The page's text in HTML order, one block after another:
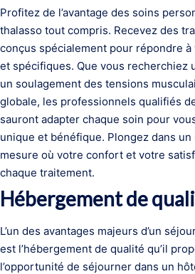
Profitez de l’avantage des soins
thalasso tout compris. Recevez des
conçus spécialement pour répondre
et spécifiques. Que vous recherchiez
un soulagement des tensions
globale, les professionnels qualifiés
sauront adapter chaque soin pour
unique et bénéfique. Plongez dans
mesure où votre confort et votre
chaque traitement.
Hébergement de
L’un des avantages majeurs d’un
est l’hébergement de qualité qu’il
l’opportunité de séjourner dans un